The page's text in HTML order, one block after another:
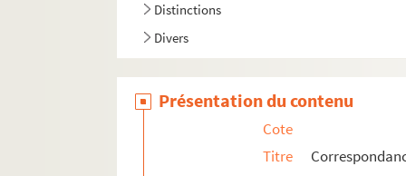
Distinctions
Divers
Présentation du contenu
Cote
Titre